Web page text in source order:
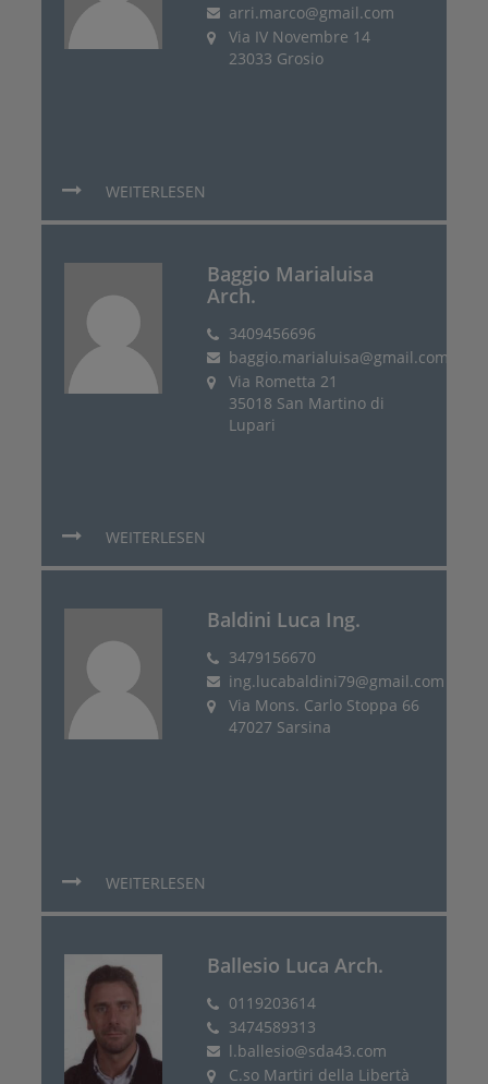
arri.marco@gmail.com
Via IV Novembre 14
23033 Grosio
WEITERLESEN
Baggio Marialuisa
Arch.
3409456696
baggio.marialuisa@gmail.com
Via Rometta 21
35018 San Martino di
Lupari
WEITERLESEN
Baldini Luca Ing.
3479156670
ing.lucabaldini79@gmail.com
Via Mons. Carlo Stoppa 66
47027 Sarsina
WEITERLESEN
Ballesio Luca Arch.
0119203614
3474589313
l.ballesio@sda43.com
C.so Martiri della Libertà